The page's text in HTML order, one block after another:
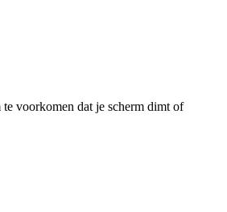
te voorkomen dat je scherm dimt of